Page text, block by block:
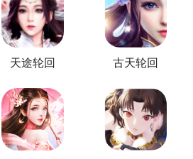
天途轮回 古天轮回